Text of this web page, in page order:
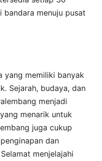
menuju pusat
yang memiliki banyak
Sejarah, budaya, dan
menjadi
menarik untuk
juga cukup
dan
menjelajahi